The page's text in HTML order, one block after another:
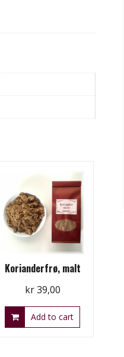
Korianderfrø, malt
kr39,00
Add to cart